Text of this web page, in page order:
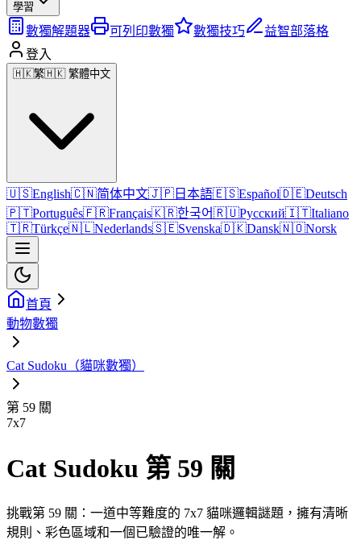
學習
數獨解題器 可列印數獨 數獨技巧
益智部落格
登入
🇭🇰繁🇭🇰 繁體中文
🇺🇸English🇨🇳简体中文🇯🇵 日本語🇪🇸Español🇩🇪Deutsch
🇵🇹Português🇫🇷Français🇰🇷한국어🇷🇺Русский🇮🇹Italiano
🇹🇷Türkçe🇳🇱Nederlands🇸🇪Svenska🇩🇰Dansk🇳🇴Norsk
首頁
動物數獨
Cat Sudoku（貓咪數獨）
第 59 關
7x7
Cat Sudoku 第 59 關
挑戰第 59 關：一道中等難度的 7x7 貓咪邏輯謎題，擁有清晰
規則、彩色區域和一個已驗證的唯一解。